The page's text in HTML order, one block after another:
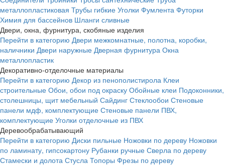
металлопластиковая Трубы гибкие Уголки Фумлента Футорки
Химия для бассейнов Шланги сливные
Двери, окна, фурнитура, скобяные изделия
Перейти в категорию Двери межкомнатные, полотна, коробки,
наличники Двери наружные Дверная фурнитура Окна
металлопластик
Декоративно-отделочные материалы
Перейти в категорию Декор из пенополистирола Клеи
строительные Обои, обои под окраску Обойные клеи Подоконники,
столешницы, щит мебельный Сайдинг Стеклообои Стеновые
панели мдф, комплектующие Стеновые панели ПВХ,
комплектующие Уголки отделочные из ПВХ
Деревообрабатывающий
Перейти в категорию Диски пильные Ножовки по дереву Ножовки
по ламинату, гипсокартону Рубанки ручные Сверла по дереву
Стамески и долота Стусла Топоры Фрезы по дереву